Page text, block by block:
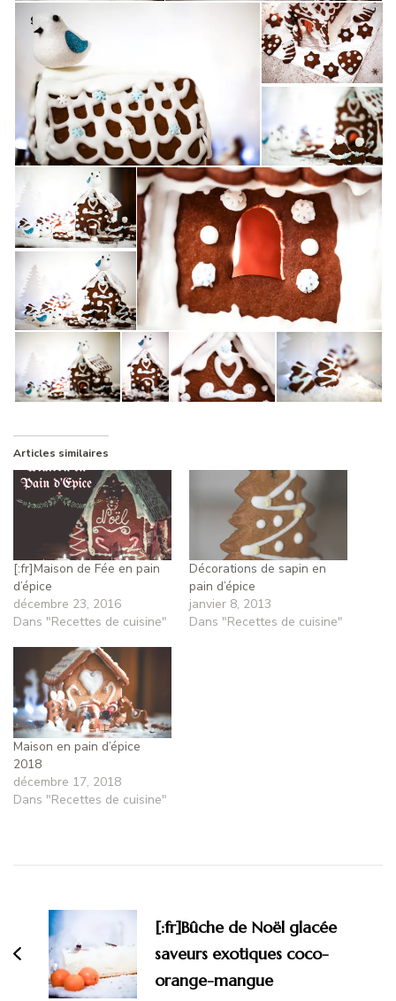
Articles similaires
[:fr]Maison de Fée en pain
d’épice
décembre 23, 2016
Dans "Recettes de cuisine"
Décorations de sapin en
pain d’épice
janvier 8, 2013
Dans "Recettes de cuisine"
Maison en pain d’épice
2018
décembre 17, 2018
Dans "Recettes de cuisine"
[:fr]Bûche de Noël glacée
saveurs exotiques coco-
orange-mangue